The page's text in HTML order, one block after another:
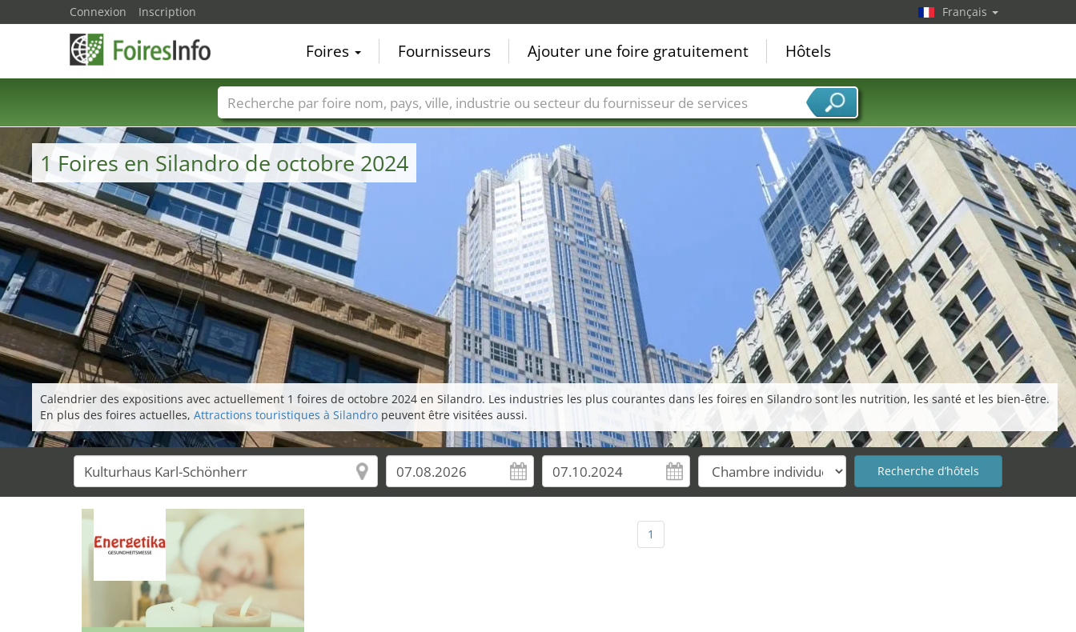
1 Foires en Silandro de octobre 2024
Calendrier des expositions avec actuellement 1 foires de octobre 2024 en Silandro. Les industries les plus courantes dans les foires en Silandro sont les nutrition, les santé et les bien-être.
En plus des foires actuelles, Attractions touristiques à Silandro peuvent être visitées aussi.
1
Connexion Inscription Français
Foires Fournisseurs Ajouter une foire gratuitement Hôtels
Foire noms Pays Villes Secteurs de foire Secteurs du fournisseur de services